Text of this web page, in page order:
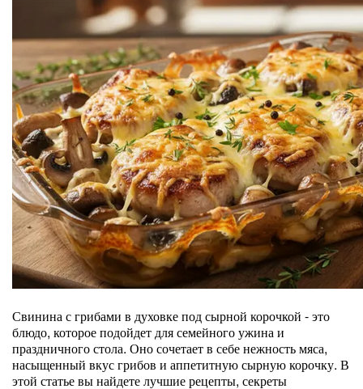
Свинина с грибами в духовке под сырной корочкой - это
блюдо, которое подойдет для семейного ужина и
праздничного стола. Оно сочетает в себе нежность мяса,
насыщенный вкус грибов и аппетитную сырную корочку. В
этой статье вы найдете лучшие рецепты, секреты